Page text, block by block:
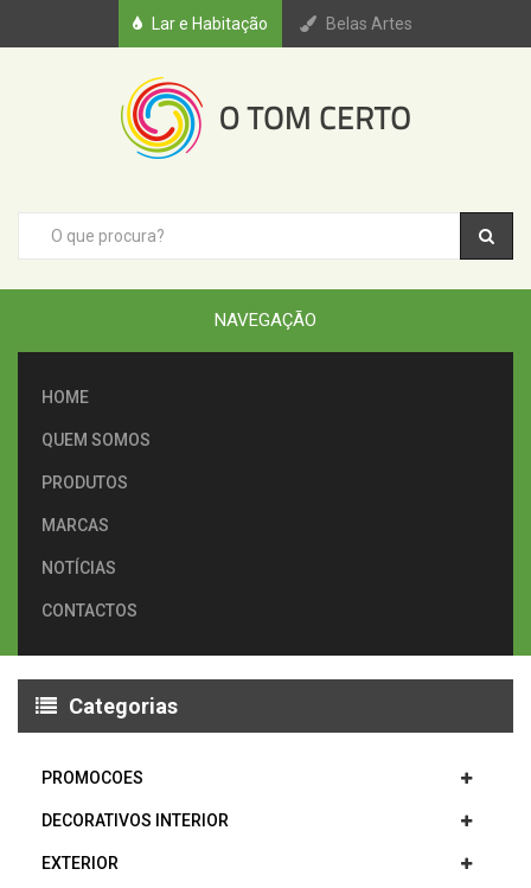
Lar e Habitação Belas Artes
NAVEGAÇÃO
HOME
QUEM SOMOS
PRODUTOS
MARCAS
NOTÍCIAS
CONTACTOS
Categorias
PROMOCOES
DECORATIVOS INTERIOR
EXTERIOR